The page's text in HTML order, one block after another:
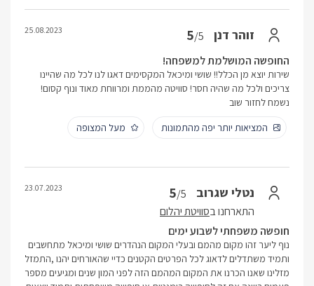
זוהר דנן 5/5
25.08.2023
החופשה המושלמת למשפחה!
שירות יוצא מן הכלל!! שושי ומיכאל המקסימים דאגו לנו לכל מה שהיינו
צריכים ולכל מה שהיה חסר! סוויטה מהממת ומרווחת מאוד ונוף קסום!
נשמח לחזור שוב
המציאות יותר יפה מהתמונות
מעל המצופה
נטלי שגרוב 5/5
התארחנו בסוויטת יהלום
23.07.2023
חופשה משפחתי לשבוע ימים
נוף ליער זהו מקום מהמם ובעלי המקום הנהדרים שושי ומיכאל מתחשבים
ותמיד משתדלים לדאוג לכל הפרטים הקטנים כדיי שהאורחים יהנו ,התמזל
מזלינו שאנו הכרנו את המקום המהמם הזה לפני המון שנים ומגיעים מספר